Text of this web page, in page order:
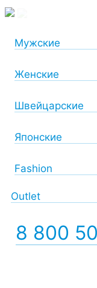
Мужские
Женские
Швейцарские
Японские
Fashion
Outlet
8 800